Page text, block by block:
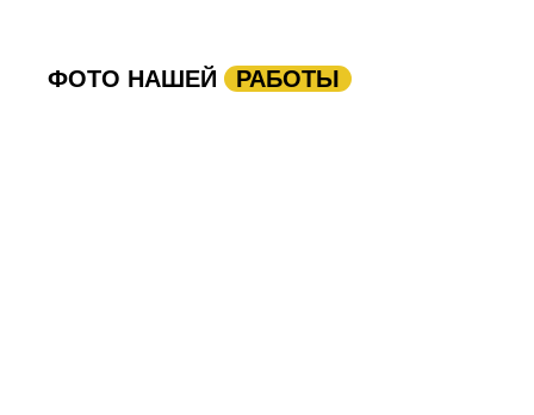
ФОТО НАШЕЙ РАБОТЫ